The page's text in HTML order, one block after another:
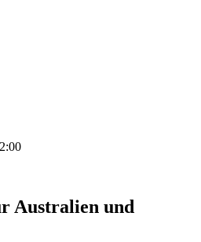
Australien und